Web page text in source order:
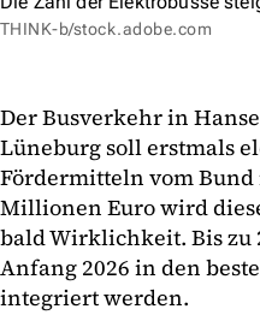
THINK-b/stock.adobe.com
Der Busverkehr in
Lüneburg soll erstmals
Fördermitteln vom Bund
Millionen Euro wird
bald Wirklichkeit. Bis zu
Anfang 2026 in den
integriert werden.